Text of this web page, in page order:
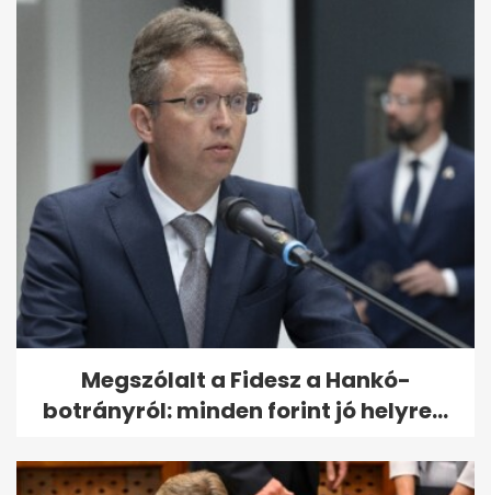
Megszólalt a Fidesz a Hankó-
botrányról: minden forint jó helyre...